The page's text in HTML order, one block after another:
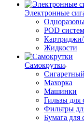
Электронные
POD
Картриджи/
Жидкости
Самокрутки
Махорка
Машинки
Гильзы для
Фильтры
Бумага для